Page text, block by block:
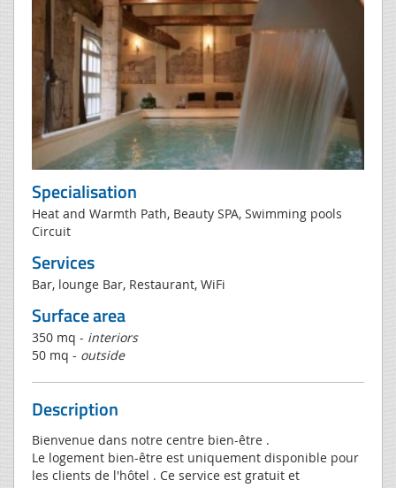
Specialisation
Heat and Warmth Path, Beauty SPA, Swimming pools
Circuit
Services
Bar, lounge Bar, Restaurant, WiFi
Surface area
350 mq - interiors
50 mq - outside
Description
Bienvenue dans notre centre bien-être .
Le logement bien-être est uniquement disponible pour
les clients de l'hôtel . Ce service est gratuit et